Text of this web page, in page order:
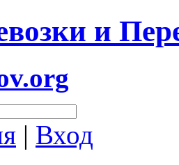
и
| Вход